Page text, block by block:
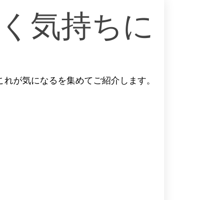
気持ちに
が気になるを集めてご紹介します。